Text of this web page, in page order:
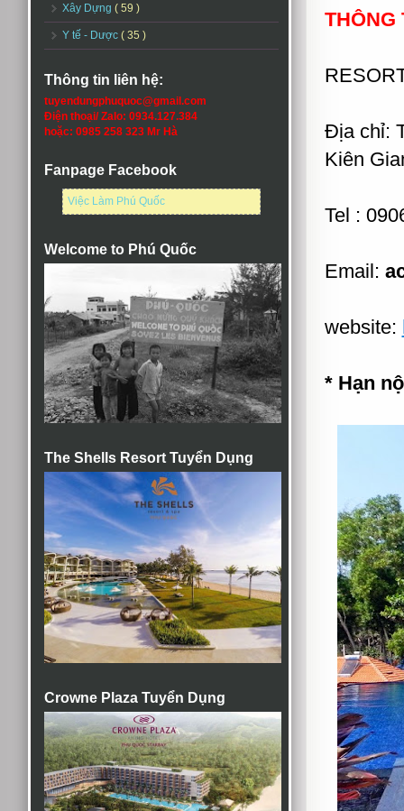
Xây Dựng ( 59 )
Y tế - Dược ( 35 )
Thông tin liên hệ:
tuyendungphuquoc@gmail.com
Điện thoại/ Zalo: 0934.127.384
hoặc: 0985 258 323 Mr Hà
Fanpage Facebook
Việc Làm Phú Quốc
Welcome to Phú Quốc
The Shells Resort Tuyển Dụng
Crowne Plaza Tuyển Dụng
THÔNG
Địa chỉ:
Kiên
Tel :
Email:
website:
* Hạn